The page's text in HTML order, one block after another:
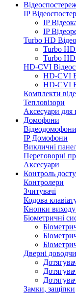
IP
IP
IP
Turbo HD
Turbo HD
Turbo HD
HD-CVI
HD-CVI
HD-CVI
Комплекти
Тепловізори
Аксесуари для
Домофони
Відеодомофони
IP Домофони
Викличні
Переговорні
Аксесуари
Контроль
Контролери
Зчитувачі
Кодова
Кнопки виходу
Біометричні
Дверні
Замки, защіпки